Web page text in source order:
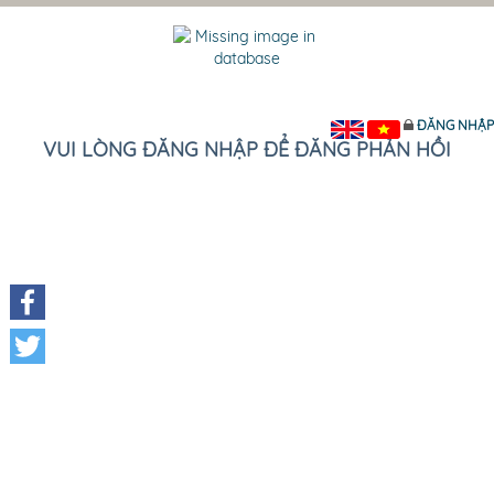
ĐĂNG NHẬP
VUI LÒNG ĐĂNG NHẬP ĐỂ ĐĂNG PHẢN HỒI
Facebook